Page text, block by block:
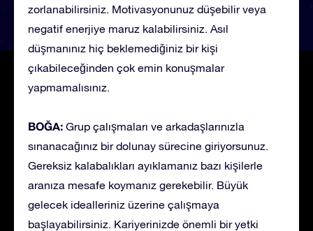
zorlanabilirsiniz. Motivasyonunuz düşebilir veya
negatif enerjiye maruz kalabilirsiniz. Asıl
düşmanınız hiç beklemediğiniz bir kişi
çıkabileceğinden çok emin konuşmalar
yapmamalısınız.
BOĞA: Grup çalışmaları ve arkadaşlarınızla
sınanacağınız bir dolunay sürecine giriyorsunuz.
Gereksiz kalabalıkları ayıklamanız bazı kişilerle
aranıza mesafe koymanız gerekebilir. Büyük
gelecek idealleriniz üzerine çalışmaya
başlayabilirsiniz. Kariyerinizde önemli bir yetki